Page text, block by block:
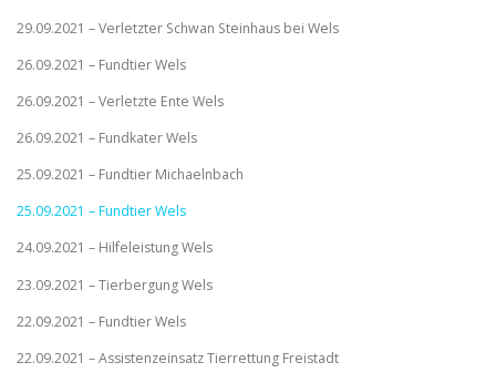
29.09.2021 – Verletzter Schwan Steinhaus bei Wels
26.09.2021 – Fundtier Wels
26.09.2021 – Verletzte Ente Wels
26.09.2021 – Fundkater Wels
25.09.2021 – Fundtier Michaelnbach
25.09.2021 – Fundtier Wels
24.09.2021 – Hilfeleistung Wels
23.09.2021 – Tierbergung Wels
22.09.2021 – Fundtier Wels
22.09.2021 – Assistenzeinsatz Tierrettung Freistadt